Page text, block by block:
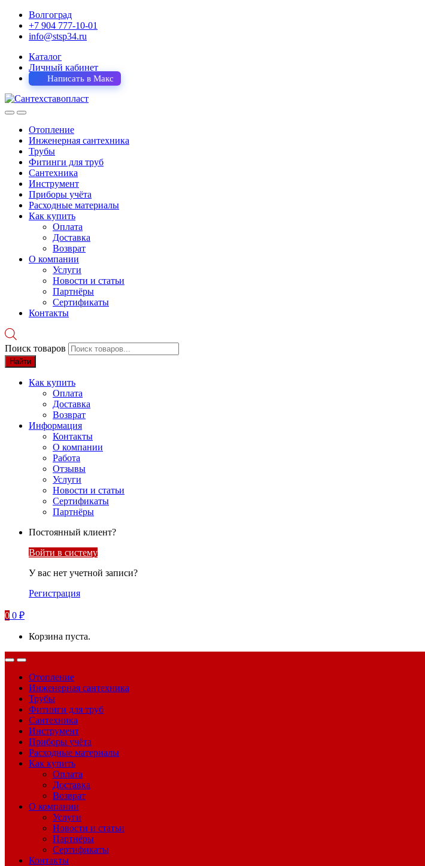
Волгоград
+7 904 777-10-01
info@stsp34.ru
Каталог
Личный кабинет
Написать в Макс
Отопление
Инженерная сантехника
Трубы
Фитинги для труб
Сантехника
Инструмент
Приборы учёта
Расходные материалы
Как купить
Оплата
Доставка
Возврат
О компании
Услуги
Новости и статьи
Партнёры
Сертификаты
Контакты
Поиск товаров
Найти
Как купить
Оплата
Доставка
Возврат
Информация
Контакты
О компании
Работа
Отзывы
Услуги
Новости и статьи
Сертификаты
Партнёры
Постоянный клиент?
Войти в систему
У вас нет учетной записи?
Регистрация
0 0 ₽
Корзина пуста.
Отопление
Инженерная сантехника
Трубы
Фитинги для труб
Сантехника
Инструмент
Приборы учёта
Расходные материалы
Как купить
Оплата
Доставка
Возврат
О компании
Услуги
Новости и статьи
Партнёры
Сертификаты
Контакты